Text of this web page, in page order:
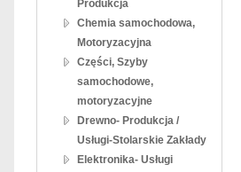
Produkcja
Chemia samochodowa,
Motoryzacyjna
Części, Szyby
samochodowe,
motoryzacyjne
Drewno- Produkcja /
Usługi-Stolarskie Zakłady
Elektronika- Usługi